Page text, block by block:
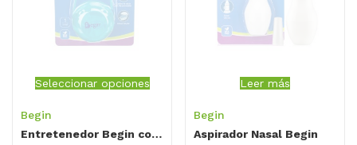
Seleccionar opciones
Begin
Entretenedor Begin con cadena de seguridad
Leer más
Begin
Aspirador Nasal Begin